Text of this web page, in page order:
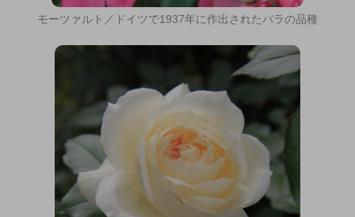
モーツァルト／ドイツで1937年に作出されたバラの品種